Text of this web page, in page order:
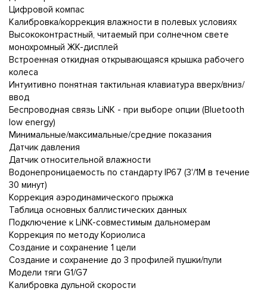
Цифровой компас
Калибровка/коррекция влажности в полевых условиях
Высококонтрастный, читаемый при солнечном свете
монохромный ЖК-дисплей
Встроенная откидная открывающаяся крышка рабочего
колеса
Интуитивно понятная тактильная клавиатура вверх/вниз/
ввод
Беспроводная связь LiNK - при выборе опции (Bluetooth
low energy)
Минимальные/максимальные/средние показания
Датчик давления
Датчик относительной влажности
Водонепроницаемость по стандарту IP67 (3'/1M в течение
30 минут)
Коррекция аэродинамического прыжка
Таблица основных баллистических данных
Подключение к LiNK-совместимым дальномерам
Коррекция по методу Кориолиса
Создание и сохранение 1 цели
Создание и сохранение до 3 профилей пушки/пули
Модели тяги G1/G7
Калибровка дульной скорости